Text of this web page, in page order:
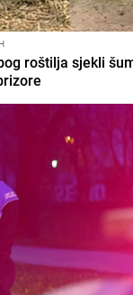
roštilja sjekli